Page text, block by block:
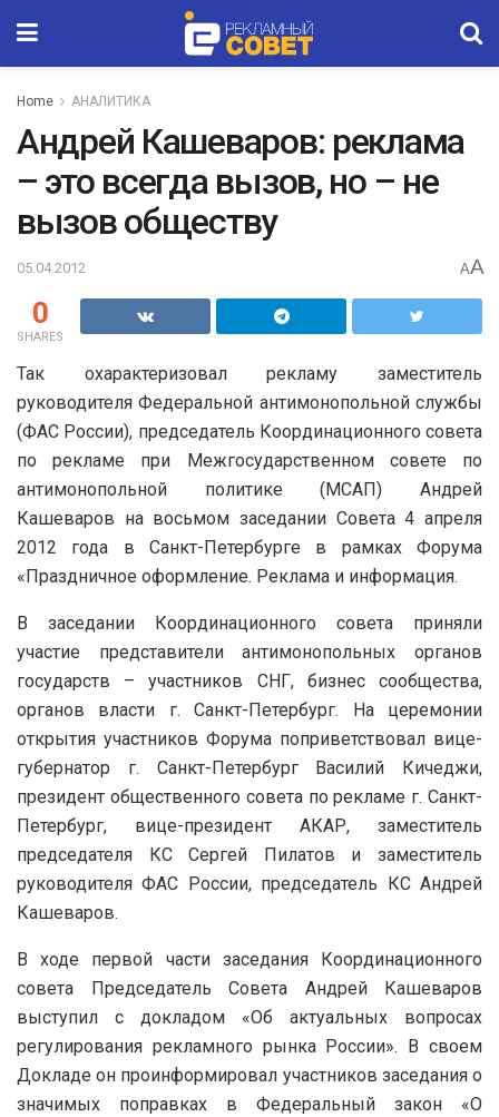
Home АНАЛИТИКА
Андрей Кашеваров: реклама
– это всегда вызов, но – не
вызов обществу
05.04.2012 AA
0
SHARES
Так охарактеризовал рекламу заместитель
руководителя Федеральной антимонопольной службы
(ФАС России), председатель Координационного совета
по рекламе при Межгосударственном совете по
антимонопольной политике (МСАП) Андрей
Кашеваров на восьмом заседании Совета 4 апреля
2012 года в Санкт-Петербурге в рамках Форума
«Праздничное оформление. Реклама и информация.
В заседании Координационного совета приняли
участие представители антимонопольных органов
государств – участников СНГ, бизнес сообщества,
органов власти г. Санкт-Петербург. На церемонии
открытия участников Форума поприветствовал вице-
губернатор г. Санкт-Петербург Василий Кичеджи,
президент общественного совета по рекламе г. Санкт-
Петербург, вице-президент АКАР, заместитель
председателя КС Сергей Пилатов и заместитель
руководителя ФАС России, председатель КС Андрей
Кашеваров.
В ходе первой части заседания Координационного
совета Председатель Совета Андрей Кашеваров
выступил с докладом «Об актуальных вопросах
регулирования рекламного рынка России». В своем
Докладе он проинформировал участников заседания о
значимых поправках в Федеральный закон «О